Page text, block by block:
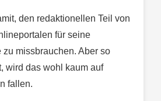
den redaktionellen Teil von
für seine
zu missbrauchen. Aber so
wird das wohl kaum auf
fallen.